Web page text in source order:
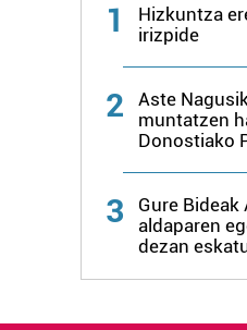
1
Hizkuntza
irizpide
2
Aste
muntatzen
Donostiako
3
Gure Bideak
aldaparen
dezan